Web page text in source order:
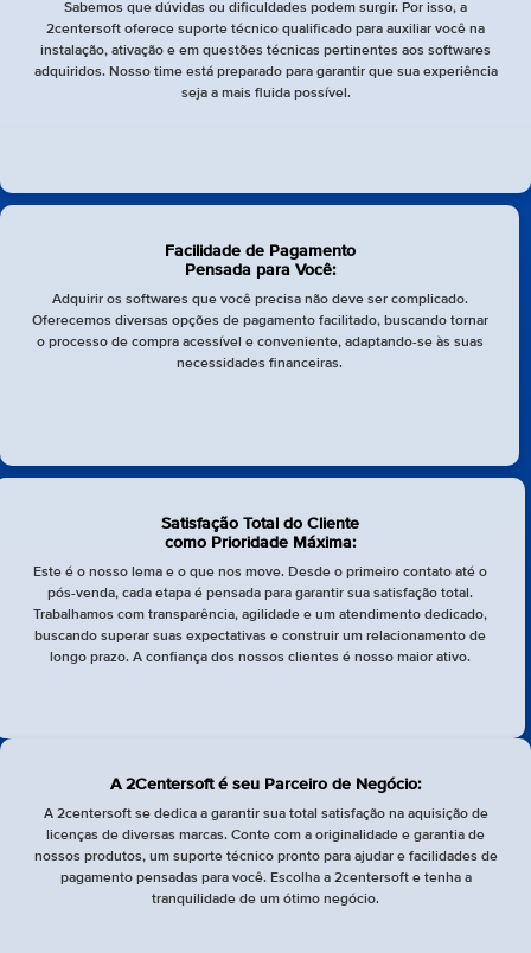
Sabemos que dúvidas ou dificuldades podem surgir. Por isso, a
2centersoft oferece suporte técnico qualificado para auxiliar você na
instalação, ativação e em questões técnicas pertinentes aos softwares
adquiridos. Nosso time está preparado para garantir que sua experiência
seja a mais fluida possível.
Facilidade de Pagamento
Pensada para Você:
Adquirir os softwares que você precisa não deve ser complicado.
Oferecemos diversas opções de pagamento facilitado, buscando tornar
o processo de compra acessível e conveniente, adaptando-se às suas
necessidades financeiras.
Satisfação Total do Cliente
como Prioridade Máxima:
Este é o nosso lema e o que nos move. Desde o primeiro contato até o
pós-venda, cada etapa é pensada para garantir sua satisfação total.
Trabalhamos com transparência, agilidade e um atendimento dedicado,
buscando superar suas expectativas e construir um relacionamento de
longo prazo. A confiança dos nossos clientes é nosso maior ativo.
A 2Centersoft é seu Parceiro de Negócio:
A 2centersoft se dedica a garantir sua total satisfação na aquisição de
licenças de diversas marcas. Conte com a originalidade e garantia de
nossos produtos, um suporte técnico pronto para ajudar e facilidades de
pagamento pensadas para você. Escolha a 2centersoft e tenha a
tranquilidade de um ótimo negócio.